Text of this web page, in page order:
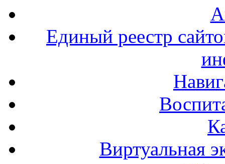
Единый реестр
Виртуальная